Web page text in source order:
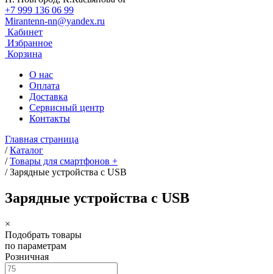
+7 999 136 06 99
Mirantenn-nn@yandex.ru
Кабинет
Избранное
Корзина
О нас
Оплата
Доставка
Сервисный центр
Контакты
Главная страница
/ Каталог
/ Товары для смартфонов +
/ Зарядные устройства с USB
Зарядные устройства с USB
×
Подобрать товары
по параметрам
Розничная